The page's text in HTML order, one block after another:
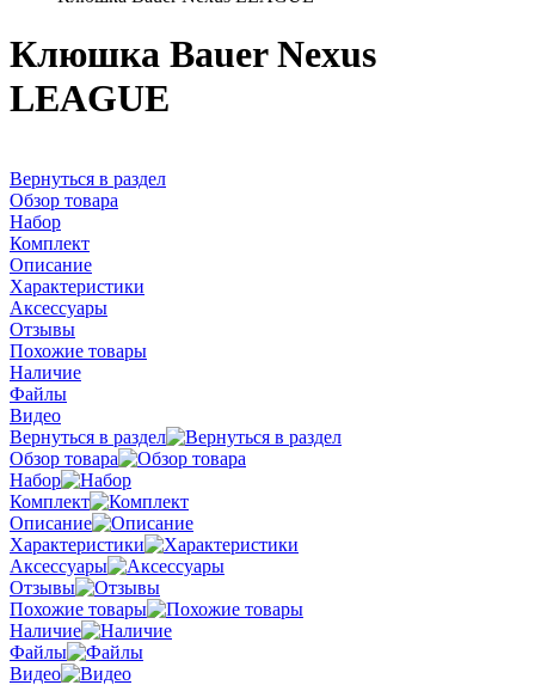
Клюшка Bauer Nexus
LEAGUE
Вернуться в раздел
Обзор товара
Набор
Комплект
Описание
Характеристики
Аксессуары
Отзывы
Похожие товары
Наличие
Файлы
Видео
Вернуться в раздел
Обзор товара
Набор
Комплект
Описание
Характеристики
Аксессуары
Отзывы
Похожие товары
Наличие
Файлы
Видео